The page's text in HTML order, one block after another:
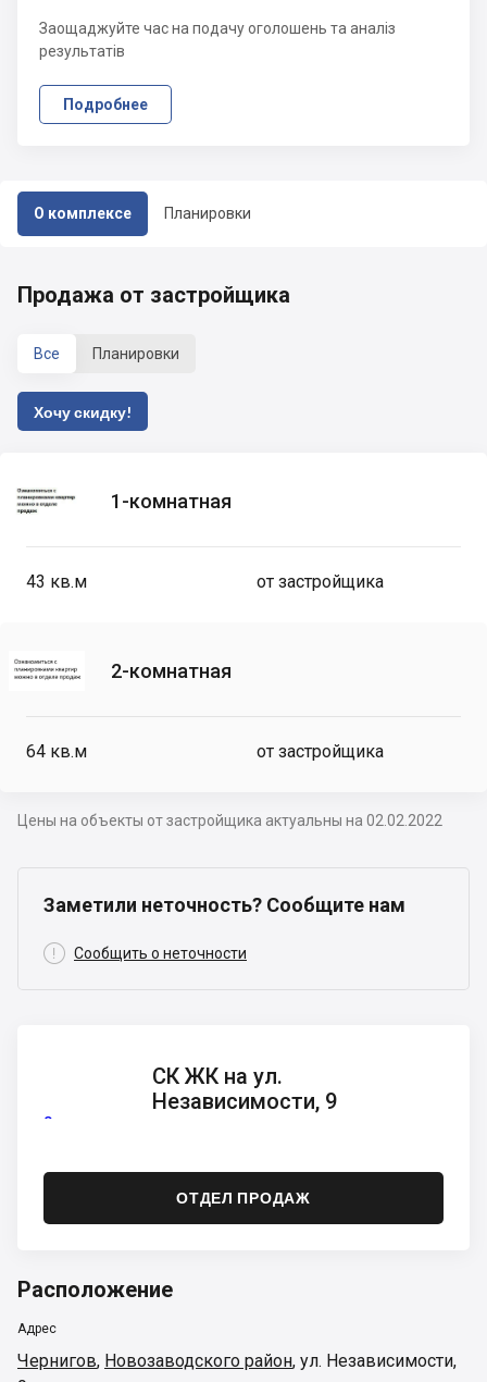
О комплексе Планировки
Заощаджуйте час на подачу оголошень та аналіз
результатів
Подробнее
Продажа от застройщика
Все Планировки
Хочу скидку!
1-комнатная
43 кв.м от застройщика
2-комнатная
64 кв.м от застройщика
Цены на объекты от застройщика актуальны на 02.02.2022
Заметили неточность? Сообщите нам
 Сообщить о неточности
Независимости,
9
СК ЖК на ул.
Независимости, 9
ОТДЕЛ ПРОДАЖ
Расположение
Адрес
Чернигов, Новозаводского район, ул. Независимости,